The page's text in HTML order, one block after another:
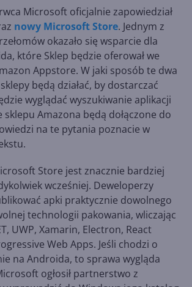
Microsoft oficjalnie zapowiedział
nowy Microsoft Store. Jednym z
okazało się wsparcie dla
które Sklep będzie oferował we
Appstore. W jaki sposób te dwa
będą działać, by dostarczać
wyglądać wyszukiwanie aplikacji
sklepu Amazona będą dołączone do
na te pytania poznacie w
Store jest znacznie bardziej
wcześniej. Deweloperzy
apki praktycznie dowolnego
technologii pakowania, wliczając
UWP, Xamarin, Electron, React
Web Apps. Jeśli chodzi o
na Androida, to sprawa wygląda
ogłosił partnerstwo z